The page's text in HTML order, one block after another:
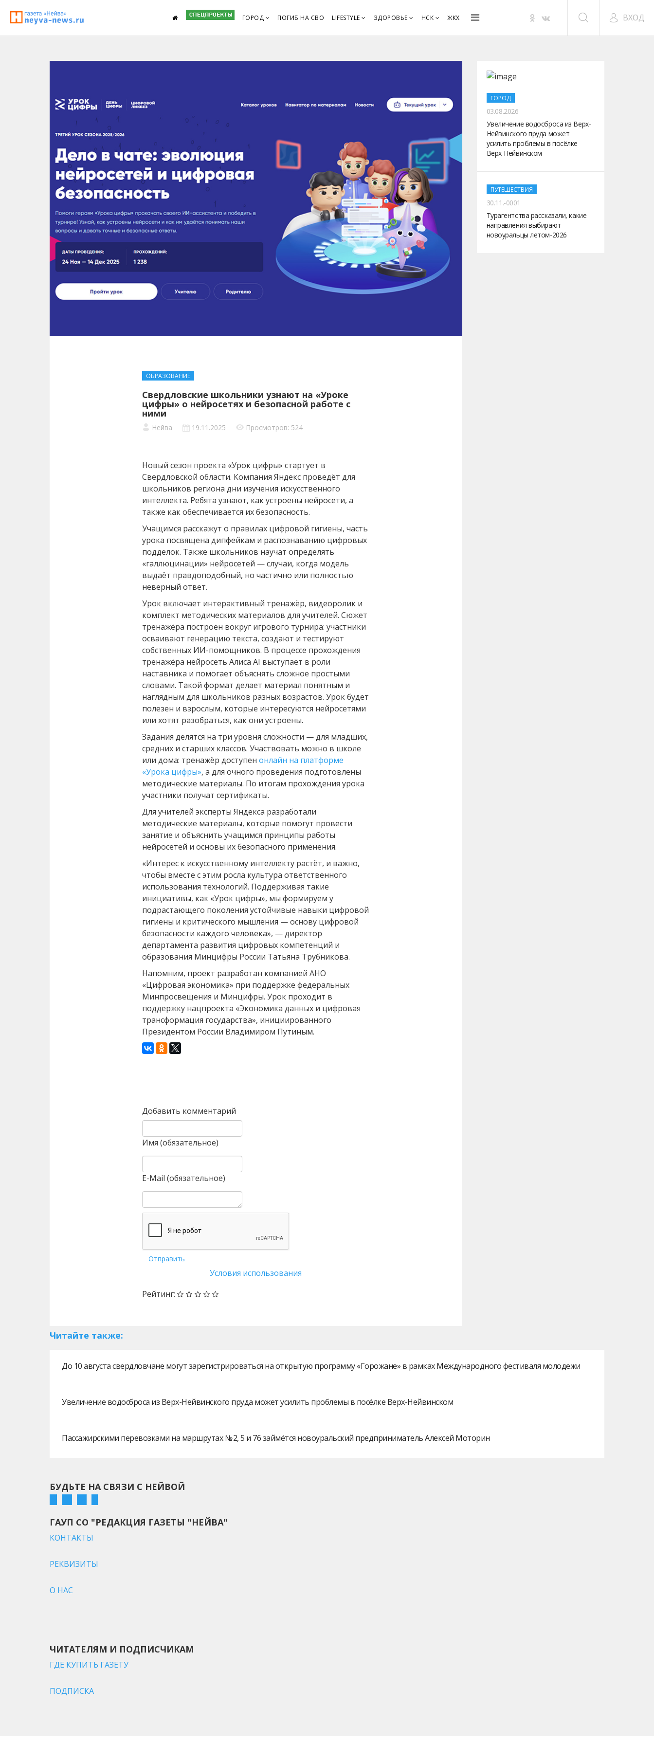
ГОРОД ПОГИБ НА СВО LIFESTYLE ЗДОРОВЬЕ НСК ЖКХ ВХОД
ОБРАЗОВАНИЕ
Свердловские школьники узнают на «Уроке
цифры» о нейросетях и безопасной работе с
ними
Нейва 19.11.2025 Просмотров: 524
Новый сезон проекта «Урок цифры» стартует в
Свердловской области. Компания Яндекс проведёт для
школьников региона дни изучения искусственного
интеллекта. Ребята узнают, как устроены нейросети, а
также как обеспечивается их безопасность.
Учащимся расскажут о правилах цифровой гигиены, часть
урока посвящена дипфейкам и распознаванию цифровых
подделок. Также школьников научат определять
«галлюцинации» нейросетей — случаи, когда модель
выдаёт правдоподобный, но частично или полностью
неверный ответ.
Урок включает интерактивный тренажёр, видеоролик и
комплект методических материалов для учителей. Сюжет
тренажёра построен вокруг игрового турнира: участники
осваивают генерацию текста, создают и тестируют
собственных ИИ-помощников. В процессе прохождения
тренажёра нейросеть Алиса AI выступает в роли
наставника и помогает объяснять сложное простыми
словами. Такой формат делает материал понятным и
наглядным для школьников разных возрастов. Урок будет
полезен и взрослым, которые интересуются нейросетями
или хотят разобраться, как они устроены.
Задания делятся на три уровня сложности — для младших,
средних и старших классов. Участвовать можно в школе
или дома: тренажёр доступен онлайн на платформе
«Урока цифры», а для очного проведения подготовлены
методические материалы. По итогам прохождения урока
участники получат сертификаты.
Для учителей эксперты Яндекса разработали
методические материалы, которые помогут провести
занятие и объяснить учащимся принципы работы
нейросетей и основы их безопасного применения.
«Интерес к искусственному интеллекту растёт, и важно,
чтобы вместе с этим росла культура ответственного
использования технологий. Поддерживая такие
инициативы, как «Урок цифры», мы формируем у
подрастающего поколения устойчивые навыки цифровой
гигиены и критического мышления — основу цифровой
безопасности каждого человека», — директор
департамента развития цифровых компетенций и
образования Минцифры России Татьяна Трубникова.
Напомним, проект разработан компанией АНО
«Цифровая экономика» при поддержке федеральных
Минпросвещения и Минцифры. Урок проходит в
поддержку нацпроекта «Экономика данных и цифровая
трансформация государства», инициированного
Президентом России Владимиром Путиным.
Добавить комментарий
Имя (обязательное)
E-Mail (обязательное)
Отправить
Условия использования
Рейтинг:
ГОРОД
03.08.2026
Увеличение водосброса из Верх-
Нейвинского пруда может
усилить проблемы в посёлке
Верх-Нейвинском
ПУТЕШЕСТВИЯ
30.11.-0001
Турагентства рассказали, какие
направления выбирают
новоуральцы летом-2026
Читайте также:
До 10 августа свердловчане могут зарегистрироваться на открытую программу «Горожане» в рамках Международного фестиваля молодежи
Увеличение водосброса из Верх-Нейвинского пруда может усилить проблемы в посёлке Верх-Нейвинском
Пассажирскими перевозками на маршрутах № 2, 5 и 76 займётся новоуральский предприниматель Алексей Моторин
БУДЬТЕ НА СВЯЗИ С НЕЙВОЙ
ГАУП СО "РЕДАКЦИЯ ГАЗЕТЫ "НЕЙВА"
КОНТАКТЫ
РЕКВИЗИТЫ
О НАС
ЧИТАТЕЛЯМ И ПОДПИСЧИКАМ
ГДЕ КУПИТЬ ГАЗЕТУ
ПОДПИСКА